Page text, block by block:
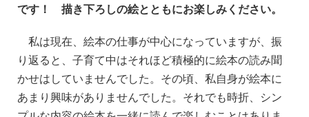
です！ 描き下ろしの絵とともにお楽しみください。
私は現在、絵本の仕事が中心になっていますが、振
り返ると、子育て中はそれほど積極的に絵本の読み聞
かせはしていませんでした。その頃、私自身が絵本に
あまり興味がありませんでした。それでも時折、シン